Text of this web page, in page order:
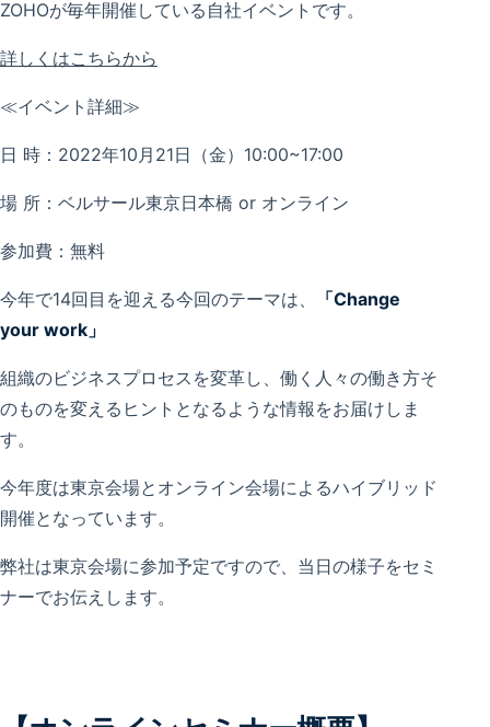
ZOHOが毎年開催している自社イベントです。
詳しくはこちらから
≪イベント詳細≫
日 時：2022年10月21日（金）10:00~17:00
場 所：ベルサール東京日本橋 or オンライン
参加費：無料
今年で14回目を迎える今回のテーマは、
「Change
your work」
組織のビジネスプロセスを変革し、働く人々の働き方そ
のものを変えるヒントとなるような情報をお届けしま
す。
今年度は東京会場とオンライン会場によるハイブリッド
開催となっています。
弊社は東京会場に参加予定ですので、当日の様子をセミ
ナーでお伝えします。